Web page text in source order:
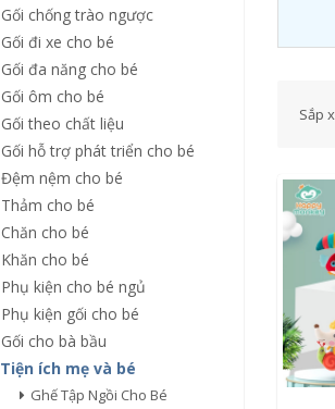
Gối chống trào ngược
Gối đi xe cho bé
Gối đa năng cho bé
Gối ôm cho bé
Gối theo chất liệu
Gối hỗ trợ phát triển cho bé
Đệm nệm cho bé
Thảm cho bé
Chăn cho bé
Khăn cho bé
Phụ kiện cho bé ngủ
Phụ kiện gối cho bé
Gối cho bà bầu
Tiện ích mẹ và bé
Ghế Tập Ngồi Cho Bé
Sắp